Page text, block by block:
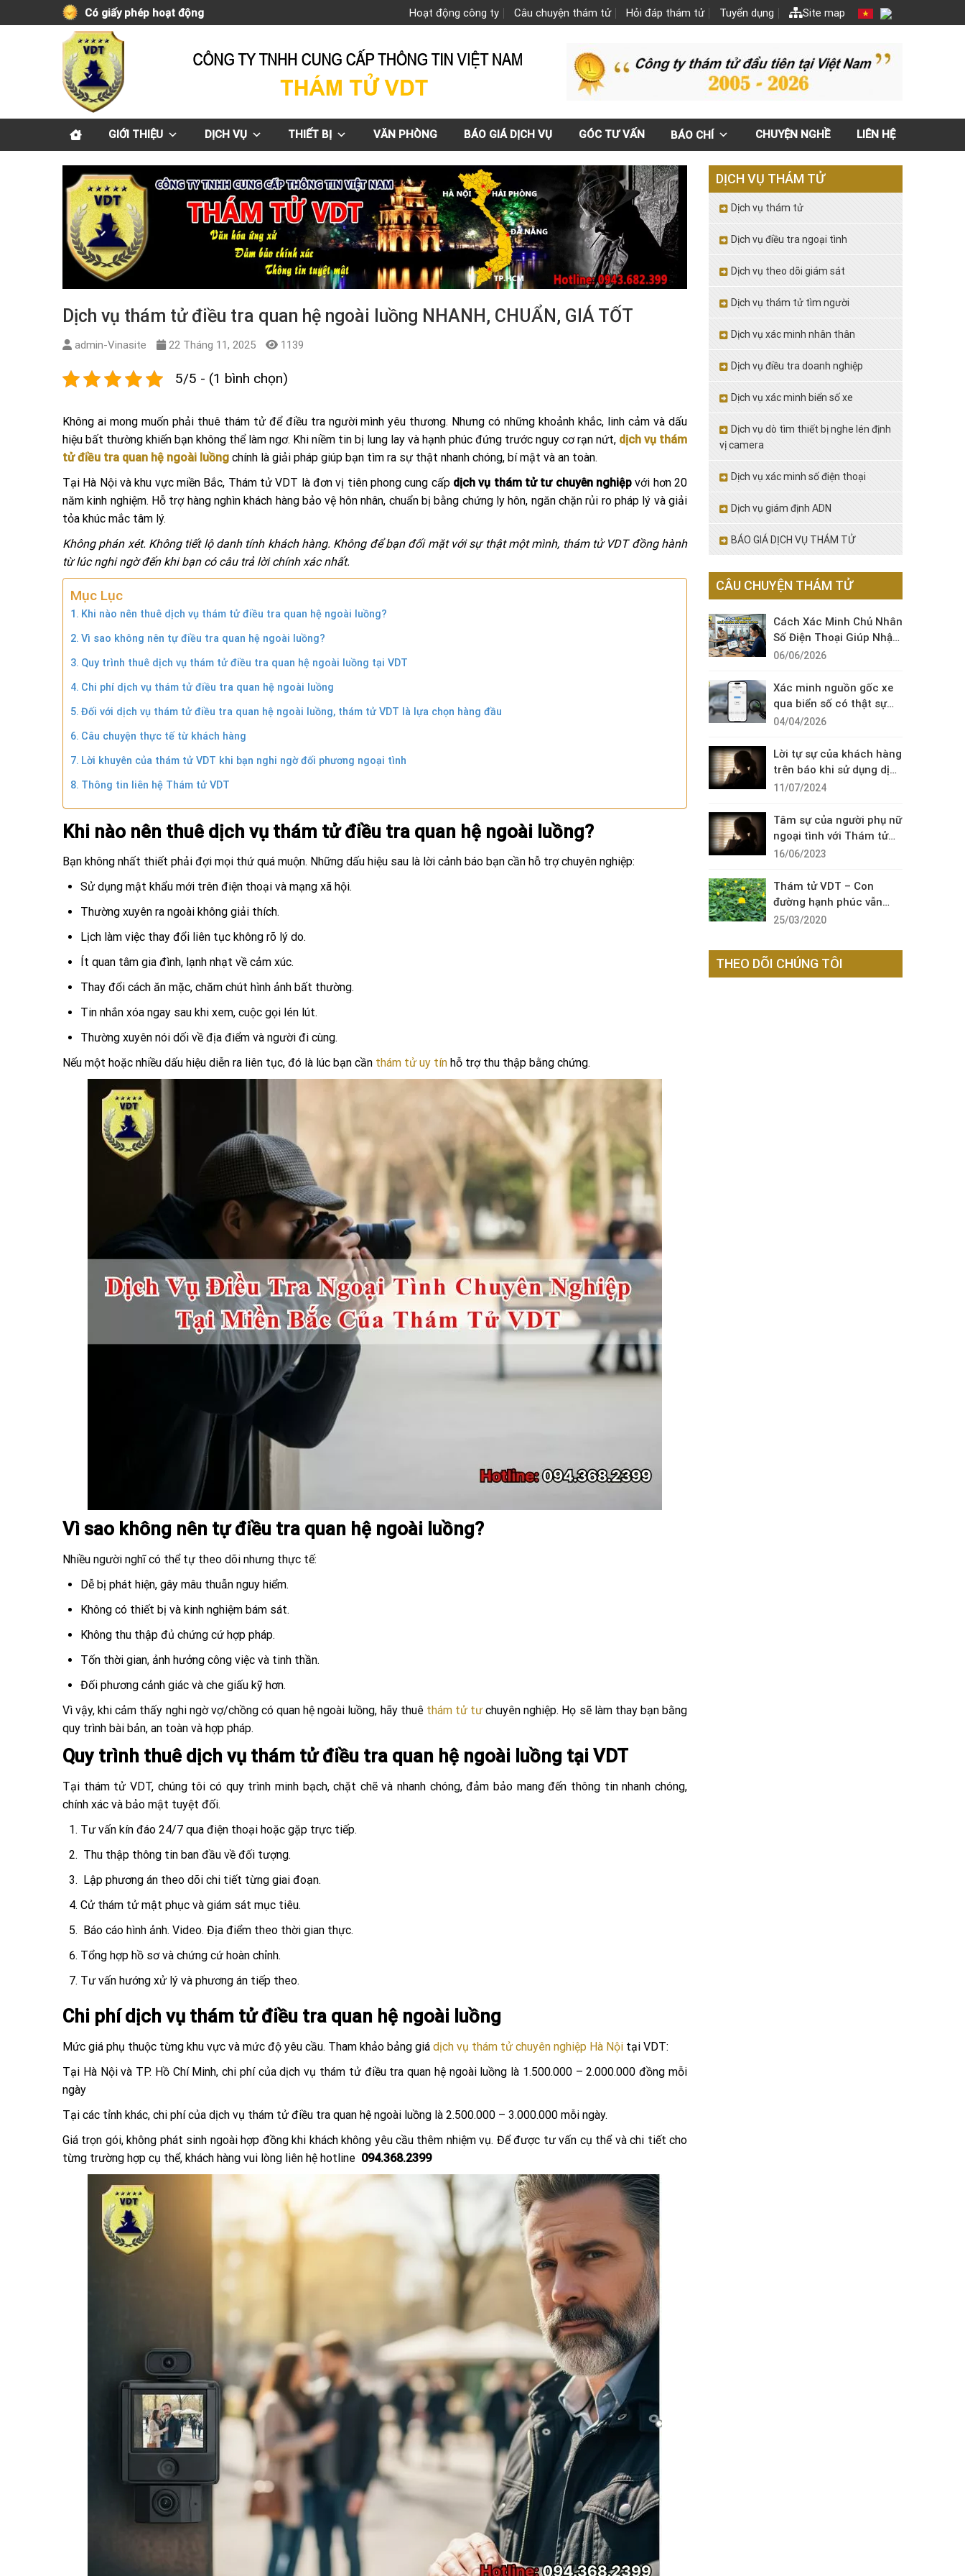
to
Có giấy phép hoạt động Hoạt động công ty Câu chuyện thám tử Hỏi đáp thám tử Tuyển dụng Site map
GIỚI THIỆU DỊCH VỤ THIẾT BỊ VĂN PHÒNG BÁO GIÁ DỊCH VỤ GÓC TƯ VẤN BÁO CHÍ CHUYỆN NGHỀ LIÊN HỆ
Dịch vụ thám tử điều tra quan hệ ngoài luồng NHANH, CHUẨN, GIÁ TỐT
admin-Vinasite 22 Tháng 11, 2025 1139
5/5 - (1 bình chọn)
Không ai mong muốn phải thuê thám tử để điều tra người mình yêu thương. Nhưng có những khoảnh khắc, linh cảm và dấu
hiệu bất thường khiến bạn không thể làm ngơ. Khi niềm tin bị lung lay và hạnh phúc đứng trước nguy cơ rạn nứt, dịch vụ thám
tử điều tra quan hệ ngoài luồng chính là giải pháp giúp bạn tìm ra sự thật nhanh chóng, bí mật và an toàn.
Tại Hà Nội và khu vực miền Bắc, Thám tử VDT là đơn vị tiên phong cung cấp dịch vụ thám tử tư chuyên nghiệp với hơn 20
năm kinh nghiệm. Hỗ trợ hàng nghìn khách hàng bảo vệ hôn nhân, chuẩn bị bằng chứng ly hôn, ngăn chặn rủi ro pháp lý và giải
tỏa khúc mắc tâm lý.
Không phán xét. Không tiết lộ danh tính khách hàng. Không để bạn đối mặt với sự thật một mình, thám tử VDT đồng hành
từ lúc nghi ngờ đến khi bạn có câu trả lời chính xác nhất.
Mục Lục
Khi nào nên thuê dịch vụ thám tử điều tra quan hệ ngoài luồng?
Vì sao không nên tự điều tra quan hệ ngoài luồng?
Quy trình thuê dịch vụ thám tử điều tra quan hệ ngoài luồng tại VDT
Chi phí dịch vụ thám tử điều tra quan hệ ngoài luồng
Đối với dịch vụ thám tử điều tra quan hệ ngoài luồng, thám tử VDT là lựa chọn hàng đầu
Câu chuyện thực tế từ khách hàng
Lời khuyên của thám tử VDT khi bạn nghi ngờ đối phương ngoại tình
Thông tin liên hệ Thám tử VDT
Khi nào nên thuê dịch vụ thám tử điều tra quan hệ ngoài luồng?
Bạn không nhất thiết phải đợi mọi thứ quá muộn. Những dấu hiệu sau là lời cảnh báo bạn cần hỗ trợ chuyên nghiệp:
Sử dụng mật khẩu mới trên điện thoại và mạng xã hội.
Thường xuyên ra ngoài không giải thích.
Lịch làm việc thay đổi liên tục không rõ lý do.
Ít quan tâm gia đình, lạnh nhạt về cảm xúc.
Thay đổi cách ăn mặc, chăm chút hình ảnh bất thường.
Tin nhắn xóa ngay sau khi xem, cuộc gọi lén lút.
Thường xuyên nói dối về địa điểm và người đi cùng.
Nếu một hoặc nhiều dấu hiệu diễn ra liên tục, đó là lúc bạn cần thám tử uy tín hỗ trợ thu thập bằng chứng.
Vì sao không nên tự điều tra quan hệ ngoài luồng?
Nhiều người nghĩ có thể tự theo dõi nhưng thực tế:
Dễ bị phát hiện, gây mâu thuẫn nguy hiểm.
Không có thiết bị và kinh nghiệm bám sát.
Không thu thập đủ chứng cứ hợp pháp.
Tốn thời gian, ảnh hưởng công việc và tinh thần.
Đối phương cảnh giác và che giấu kỹ hơn.
Vì vậy, khi cảm thấy nghi ngờ vợ/chồng có quan hệ ngoài luồng, hãy thuê thám tử tư chuyên nghiệp. Họ sẽ làm thay bạn bằng
quy trình bài bản, an toàn và hợp pháp.
Quy trình thuê dịch vụ thám tử điều tra quan hệ ngoài luồng tại VDT
Tại thám tử VDT, chúng tôi có quy trình minh bạch, chặt chẽ và nhanh chóng, đảm bảo mang đến thông tin nhanh chóng,
chính xác và bảo mật tuyệt đối.
Tư vấn kín đáo 24/7 qua điện thoại hoặc gặp trực tiếp.
Thu thập thông tin ban đầu về đối tượng.
Lập phương án theo dõi chi tiết từng giai đoạn.
Cử thám tử mật phục và giám sát mục tiêu.
Báo cáo hình ảnh. Video. Địa điểm theo thời gian thực.
Tổng hợp hồ sơ và chứng cứ hoàn chỉnh.
Tư vấn hướng xử lý và phương án tiếp theo.
Chi phí dịch vụ thám tử điều tra quan hệ ngoài luồng
Mức giá phụ thuộc từng khu vực và mức độ yêu cầu. Tham khảo bảng giá dịch vụ thám tử chuyên nghiệp Hà Nội tại VDT:
Tại Hà Nội và TP. Hồ Chí Minh, chi phí của dịch vụ thám tử điều tra quan hệ ngoài luồng là 1.500.000 – 2.000.000 đồng mỗi
ngày
Tại các tỉnh khác, chi phí của dịch vụ thám tử điều tra quan hệ ngoài luồng là 2.500.000 – 3.000.000 mỗi ngày.
Giá trọn gói, không phát sinh ngoài hợp đồng khi khách không yêu cầu thêm nhiệm vụ. Để được tư vấn cụ thể và chi tiết cho
từng trường hợp cụ thể, khách hàng vui lòng liên hệ hotline 094.368.2399
DỊCH VỤ THÁM TỬ
Dịch vụ thám tử
Dịch vụ điều tra ngoại tình
Dịch vụ theo dõi giám sát
Dịch vụ thám tử tìm người
Dịch vụ xác minh nhân thân
Dịch vụ điều tra doanh nghiệp
Dịch vụ xác minh biển số xe
Dịch vụ dò tìm thiết bị nghe lén định
vị camera
Dịch vụ xác minh số điện thoại
Dịch vụ giám định ADN
BÁO GIÁ DỊCH VỤ THÁM TỬ
CÂU CHUYỆN THÁM TỬ
Cách Xác Minh Chủ Nhân
Số Điện Thoại Giúp Nhận
Diện Cuộc Gọi Đáng Ngờ
06/06/2026
Xác minh nguồn gốc xe
qua biển số có thật sự
cần thiết?
04/04/2026
Lời tự sự của khách hàng
trên báo khi sử dụng dịch
vụ thám tử sài gòn VDT
11/07/2024
Tâm sự của người phụ nữ
ngoại tình với Thám tử
VDT
16/06/2023
Thám tử VDT – Con
đường hạnh phúc vẫn
còn đó !
25/03/2020
THEO DÕI CHÚNG TÔI